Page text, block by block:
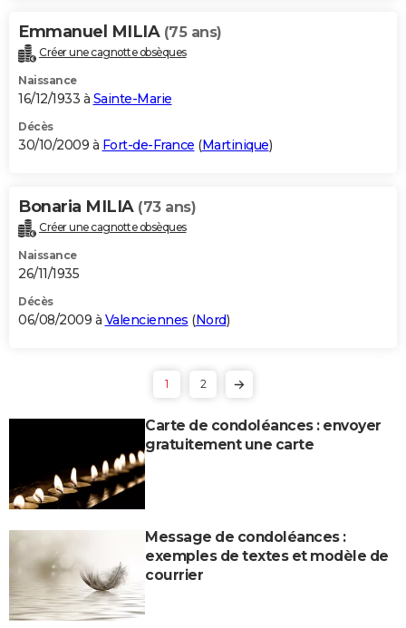
Emmanuel MILIA (75 ans)
Créer une cagnotte obsèques
Naissance
16/12/1933 à Sainte-Marie
Décès
30/10/2009 à Fort-de-France (Martinique)
Bonaria MILIA (73 ans)
Créer une cagnotte obsèques
Naissance
26/11/1935
Décès
06/08/2009 à Valenciennes (Nord)
1 2
Carte de condoléances : envoyer
gratuitement une carte
Message de condoléances :
exemples de textes et modèle de
courrier